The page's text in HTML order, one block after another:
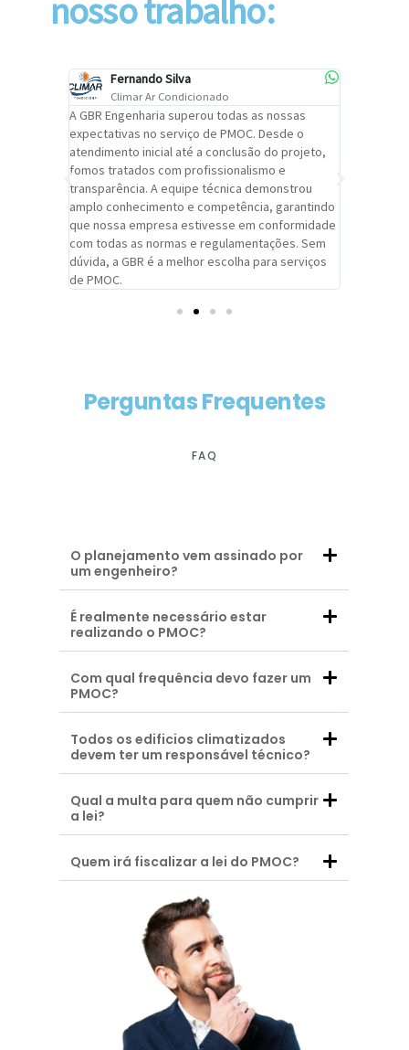
nosso trabalho:
Fernando Silva
Climar Ar Condicionado
A GBR Engenharia superou todas as nossas
expectativas no serviço de PMOC. Desde o
atendimento inicial até a conclusão do projeto,
fomos tratados com profissionalismo e
transparência. A equipe técnica demonstrou
amplo conhecimento e competência, garantindo
que nossa empresa estivesse em conformidade
com todas as normas e regulamentações. Sem
dúvida, a GBR é a melhor escolha para serviços
de PMOC.
Perguntas Frequentes
FAQ
O planejamento vem assinado por
um engenheiro?
É realmente necessário estar
realizando o PMOC?
Com qual frequência devo fazer um
PMOC?
Todos os edificios climatizados
devem ter um responsável técnico?
Qual a multa para quem não cumprir
a lei?
Quem irá fiscalizar a lei do PMOC?